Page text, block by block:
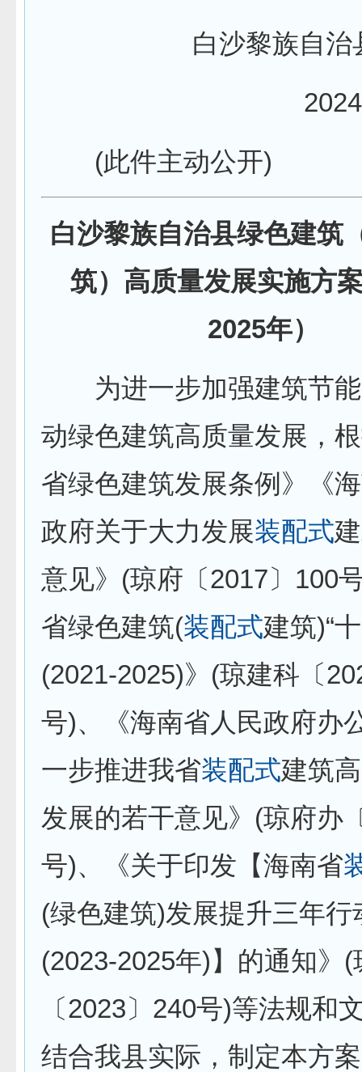
白沙黎族自治
2024
(此件主动公开)
白沙黎族自治县绿色建筑
筑）高质量发展实施方
2025年）
为进一步加强建筑节能
动绿色建筑高质量发展，
省绿色建筑发展条例》《
政府关于大力发展装配式
意见》(琼府〔2017〕100
省绿色建筑(装配式建筑)“
(2021-2025)》(琼建科〔
号)、《海南省人民政府办
一步推进我省装配式建筑
发展的若干意见》(琼府办
号)、《关于印发【海南省
(绿色建筑)发展提升三年行
(2023-2025年)】的通知》(
〔2023〕240号)等法规和
结合我县实际，制定本方